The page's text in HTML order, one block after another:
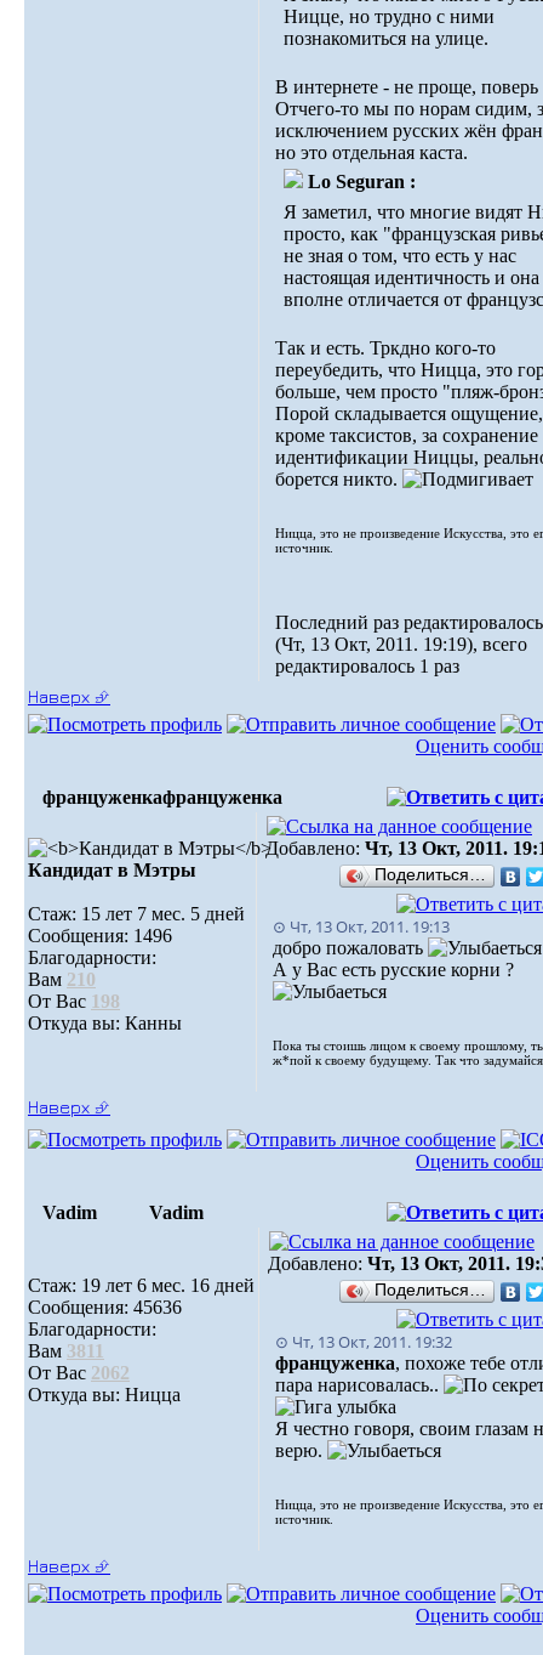
Ницце, но трудно с ними
познакомиться на улице.
В интернете - не проще,
Отчего-то мы по норам сидим,
исключением русских жён
но это отдельная каста.
Lo Seguran :
Я заметил, что многие видят
просто, как "французская
не зная о том, что есть у нас
настоящая идентичность и она
вполне отличается от
Так и есть. Тркдно кого-то
переубедить, что Ницца, это
больше, чем просто "пляж-
Порой складывается
кроме таксистов, за сохранение
идентификации Ниццы,
борется никто.
Ницца, это не произведение Искусства, это
источник.
Последний раз
(Чт, 13 Окт, 2011. 19:19), всего
редактировалось 1 раз
Наверх ⮵
Оценить
француженкафранцуженка
Кандидат в Мэтры
Стаж: 15 лет 7 мес. 5 дней
Сообщения: 1496
Благодарности:
Вам 210
От Вас 198
Откуда вы: Канны
Добавлено: Чт, 13 Окт, 2011.
Поделиться…
⊙ Чт, 13 Окт, 2011. 19:13
добро пожаловать
А у Вас есть русские корни ?
Пока ты стоишь лицом к своему прошлому,
ж*пой к своему будущему. Так что
Наверх ⮵
Оценить
Vadim Vadim
Стаж: 19 лет 6 мес. 16 дней
Сообщения: 45636
Благодарности:
Вам 3811
От Вас 2062
Откуда вы: Ницца
Добавлено: Чт, 13 Окт, 2011.
Поделиться…
⊙ Чт, 13 Окт, 2011. 19:32
француженка, похоже тебе
пара нарисовалась..
Я честно говоря, своим глазам
верю.
Ницца, это не произведение Искусства, это
источник.
Наверх ⮵
Оценить